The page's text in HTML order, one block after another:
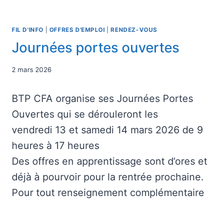
FIL D'INFO OFFRES D'EMPLOI |RENDEZ-VOUS
Journées portes ouvertes
2 mars 2026
BTP CFA organise ses Journées Portes
Ouvertes qui se dérouleront les
vendredi 13 et samedi 14 mars 2026 de 9
heures à 17 heures
Des offres en apprentissage sont d’ores et
déjà à pourvoir pour la rentrée prochaine.
Pour tout renseignement complémentaire